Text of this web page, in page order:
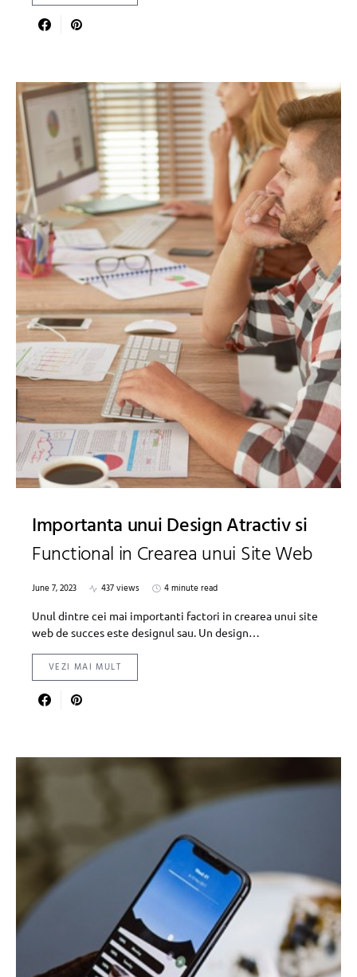
Importanta unui Design Atractiv si
Functional in Crearea unui Site Web
June 7, 2023 437 views
4 minute read
Unul dintre cei mai importanti factori in crearea unui site
web de succes este designul sau. Un design…
VEZI MAI MULT